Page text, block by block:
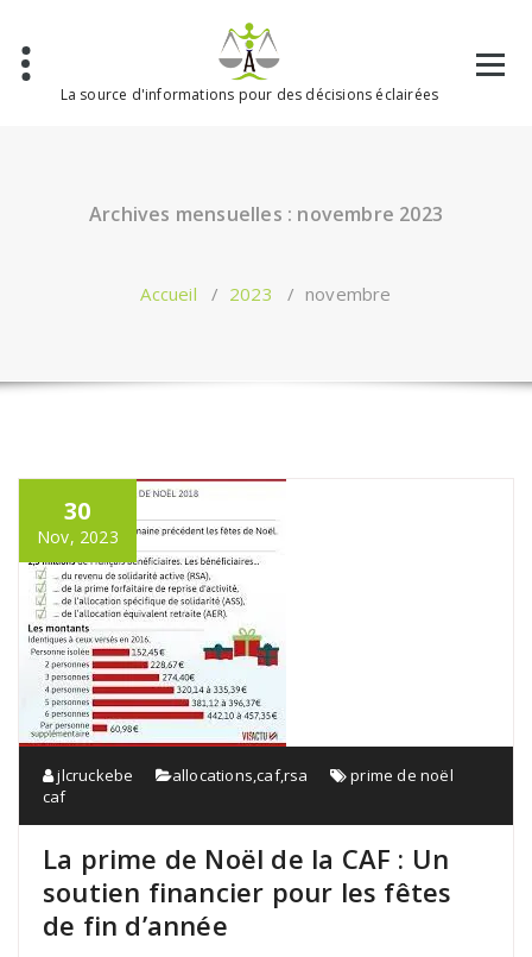
contenu
La source d'informations pour des décisions éclairées
Archives mensuelles : novembre 2023
Accueil / 2023 / novembre
30
Nov, 2023
jlcruckebe allocations ,caf,rsa
prime de noël
caf
La prime de Noël de la CAF : Un
soutien financier pour les fêtes
de fin d’année